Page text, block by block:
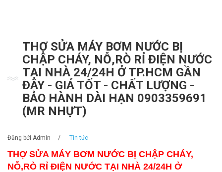
THỢ SỬA MÁY BƠM NƯỚC BỊ
CHẬP CHÁY, NỖ,RÒ RỈ ĐIỆN NƯỚC
TẠI NHÀ 24/24H Ở TP.HCM GẦN
ĐÂY - GIÁ TỐT - CHẤT LƯỢNG -
BẢO HÀNH DÀI HẠN 0903359691
(MR NHỰT)
Đăng bởi Admin / Tin tức
THỢ SỬA MÁY BƠM NƯỚC BỊ CHẬP CHÁY,
NỖ,RÒ RỈ ĐIỆN NƯỚC TẠI NHÀ 24/24H Ở